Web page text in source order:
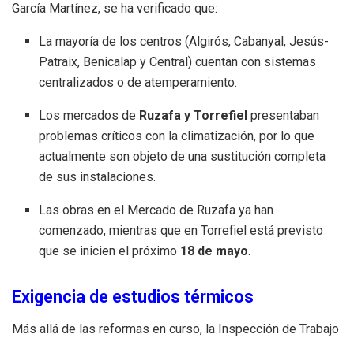
García Martínez, se ha verificado que:
La mayoría de los centros (Algirós, Cabanyal, Jesús-
Patraix, Benicalap y Central) cuentan con sistemas
centralizados o de atemperamiento.
Los mercados de Ruzafa y Torrefiel presentaban
problemas críticos con la climatización, por lo que
actualmente son objeto de una sustitución completa
de sus instalaciones.
Las obras en el Mercado de Ruzafa ya han
comenzado, mientras que en Torrefiel está previsto
que se inicien el próximo 18 de mayo.
Exigencia de estudios térmicos
Más allá de las reformas en curso, la Inspección de Trabajo